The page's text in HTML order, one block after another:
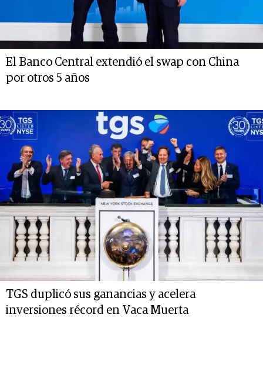
El Banco Central extendió el swap con China
por otros 5 años
TGS duplicó sus ganancias y acelera
inversiones récord en Vaca Muerta